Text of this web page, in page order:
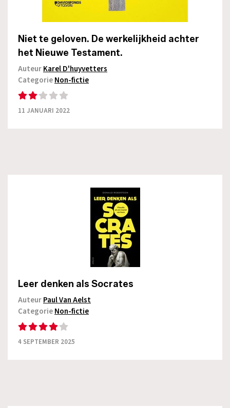
Niet te geloven. De werkelijkheid achter
het Nieuwe Testament.
AuteurKarel D'huyvetters
CategorieNon-fictie
11 JANUARI 2022
Leer denken als Socrates
AuteurPaul Van Aelst
CategorieNon-fictie
4 SEPTEMBER 2025